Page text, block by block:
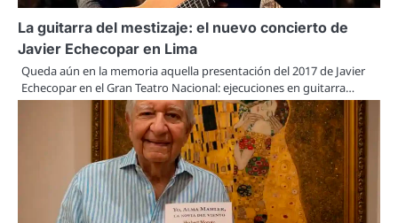
La guitarra del mestizaje: el nuevo concierto de
Javier Echecopar en Lima
Queda aún en la memoria aquella presentación del 2017 de Javier
Echecopar en el Gran Teatro Nacional: ejecuciones en guitarra…